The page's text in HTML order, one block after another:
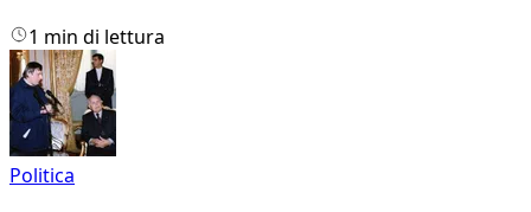
1 min di lettura
Politica